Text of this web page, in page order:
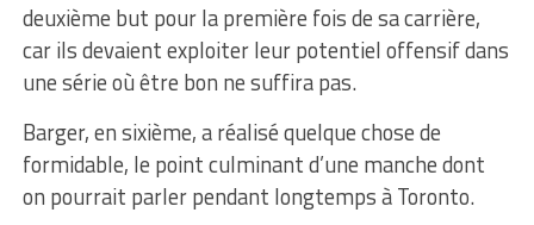
deuxième but pour la première fois de sa carrière,
car ils devaient exploiter leur potentiel offensif dans
une série où être bon ne suffira pas.
Barger, en sixième, a réalisé quelque chose de
formidable, le point culminant d’une manche dont
on pourrait parler pendant longtemps à Toronto.